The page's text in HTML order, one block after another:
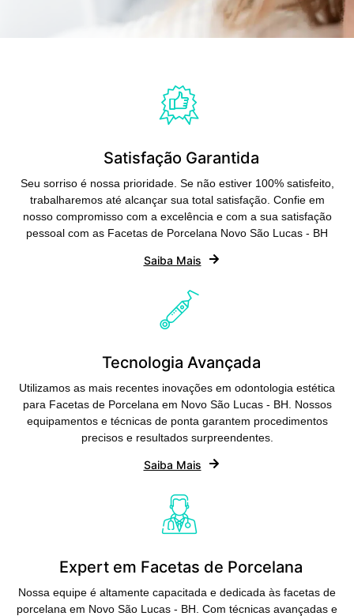
Satisfação Garantida
Seu sorriso é nossa prioridade. Se não estiver 100% satisfeito,
trabalharemos até alcançar sua total satisfação. Confie em
nosso compromisso com a excelência e com a sua satisfação
pessoal com as Facetas de Porcelana Novo São Lucas - BH
Saiba Mais
Tecnologia Avançada
Utilizamos as mais recentes inovações em odontologia estética
para Facetas de Porcelana em Novo São Lucas - BH. Nossos
equipamentos e técnicas de ponta garantem procedimentos
precisos e resultados surpreendentes.
Saiba Mais
Expert em Facetas de Porcelana
Nossa equipe é altamente capacitada e dedicada às facetas de
porcelana em Novo São Lucas - BH. Com técnicas avançadas e